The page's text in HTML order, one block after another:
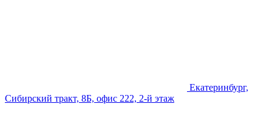
Екатеринбург,
Сибирский тракт, 8Б, офис 222, 2-й этаж